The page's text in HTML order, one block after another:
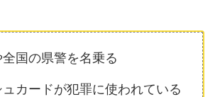
国の県警を名乗る
カードが犯罪に使われている